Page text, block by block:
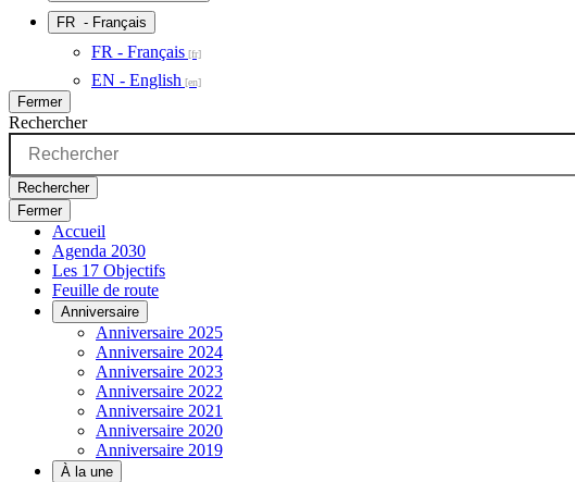
FR - Français
FR - Français
EN - English
Fermer
Rechercher
Rechercher
Fermer
Accueil
Agenda 2030
Les 17 Objectifs
Feuille de route
Anniversaire
Anniversaire 2025
Anniversaire 2024
Anniversaire 2023
Anniversaire 2022
Anniversaire 2021
Anniversaire 2020
Anniversaire 2019
À la une